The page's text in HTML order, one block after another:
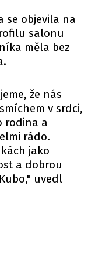
se objevila na
salonu
měla bez
že nás
v srdci,
rodina a
rádo.
jako
a dobrou
uvedl